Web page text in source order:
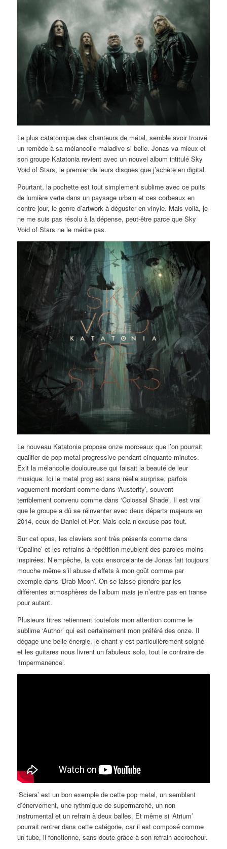
Le plus catatonique des chanteurs de métal, semble avoir trouvé
un remède à sa mélancolie maladive si belle. Jonas va mieux et
son groupe Katatonia revient avec un nouvel album intitulé Sky
Void of Stars, le premier de leurs disques que j’achète en digital.
Pourtant, la pochette est tout simplement sublime avec ce puits
de lumière verte dans un paysage urbain et ces corbeaux en
contre jour, le genre d’artwork à déguster en vinyle. Mais voilà, je
ne me suis pas résolu à la dépense, peut-être parce que Sky
Void of Stars ne le mérite pas.
Le nouveau Katatonia propose onze morceaux que l’on pourrait
qualifier de pop metal progressive pendant cinquante minutes.
Exit la mélancolie douloureuse qui faisait la beauté de leur
musique. Ici le metal prog est sans réelle surprise, parfois
vaguement mordant comme dans ‘Austerity’, souvent
terriblement convenu comme dans ‘Colossal Shade’. Il est vrai
que le groupe a dû se réinventer avec deux départs majeurs en
2014, ceux de Daniel et Per. Mais cela n’excuse pas tout.
Sur cet opus, les claviers sont très présents comme dans
‘Opaline’ et les refrains à répétition meublent des paroles moins
inspirées. N’empêche, la voix ensorcelante de Jonas fait toujours
mouche même s’il abuse d’effets à mon goût comme par
exemple dans ‘Drab Moon’. On se laisse prendre par les
différentes atmosphères de l’album mais je n’entre pas en transe
pour autant.
Plusieurs titres retiennent toutefois mon attention comme le
sublime ‘Author’ qui est certainement mon préféré des onze. Il
dégage une belle énergie, le chant y est particulièrement soigné
et les guitares nous livrent un fabuleux solo, tout le contraire de
‘Impermanence’.
‘Sciera’ est un bon exemple de cette pop metal, un semblant
d’énervement, une rythmique de supermarché, un non
instrumental et un refrain à deux balles. Et même si ‘Atrium’
pourrait rentrer dans cette catégorie, car il est composé comme
un tube, il fonctionne, sans doute grâce à son refrain accrocheur.